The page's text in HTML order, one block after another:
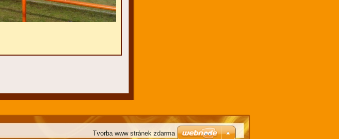
Tvorba www stránek zdarma